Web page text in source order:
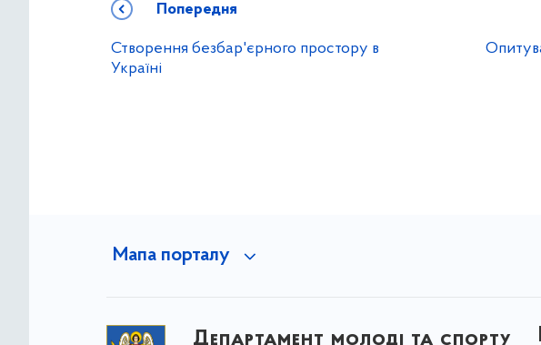
Попередня
Створення безбар'єрного простору в
Україні
Мапа порталу
Департамент молоді та спорту